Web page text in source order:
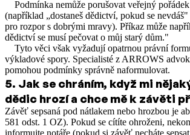
Podmínka nemůže porušovat veřejný
(například „dostaneš dědictví, pokud se
pro rozpor s dobrými mravy). Příkaz může
dědictví se musí pečovat o můj starý dům."
Tyto věci však vyžadují opatrnou právní
výkladové spory. Specialisté z ARROWS
pomohou podmínky správně naformulovat.
5. Jak se chráním, když mi
dědic hrozí a chce mě k závěti
Závěť sepsaná pod nátlakem nebo hrozbou je
581 odst. 1 OZ). Pokud se cítíte ohroženi,
informujte notáře (pokud si závěť necháte